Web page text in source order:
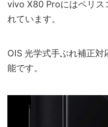
vivo X80 Proにはペリス
れています。
OIS 光学式手ぶれ補正
能です。